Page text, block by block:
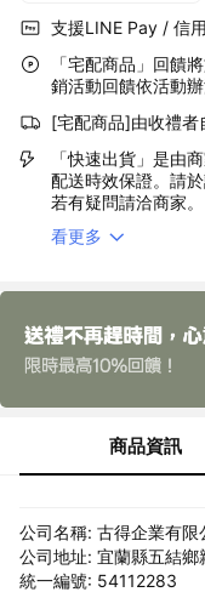
支援LINE Pay / 信
「宅配商品」回饋
銷活動回饋依活動
[宅配商品]由收禮者
「快速出貨」是由
配送時效保證。請
若有疑問請洽商家。
看更多
商品資訊
公司名稱: 古得企業有限
公司地址: 宜蘭縣五結
統一編號: 54112283